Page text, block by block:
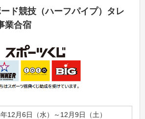
ド競技（ハーフパイプ）タレ
業合宿
12月6日（水）～12月9日（土）